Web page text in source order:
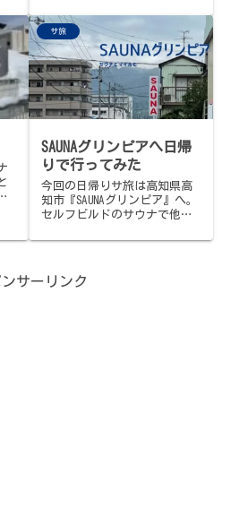
グ
ウリュが心地良いサウナ、席
に座ったまま水を噴射できる
リモートセルフロウリュ、温
度違いの2種の水風呂、利用
中“自分専用”にできる画期
的なととのいスペースまで。
11:00〜23:00、月曜定休、ビ
ジター2時間平日2,200円。
サ旅
SAUNAグリンピアへ日帰
りで行ってみた
今回の日帰りサ旅は高知県高
知市『SAUNAグリンピア』へ。
セルフビルドのサウナで他に
てきました。
ンサーリンク